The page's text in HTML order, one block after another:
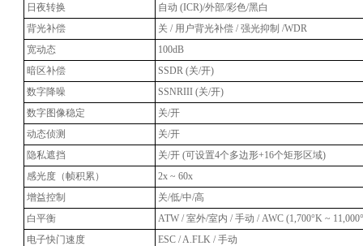
日夜转换
自动 (ICR)/外部/彩色/黑白
背光补偿
关 / 用户背光补偿 / 强光抑制 /WDR
宽动态
100dB
暗区补偿
SSDR (关/开)
数字降噪
SSNRIII (关/开)
数字图像稳定
关/开
动态侦测
关/开
隐私遮挡
关/开 (可设置4个多边形+16个矩形区域)
感光度（帧积累）
2x ~ 60x
增益控制
关/低/中/高
白平衡
ATW / 室外/室内 / 手动 / AWC (1,700°K ~
电子快门速度
ESC / A.FLK / 手动